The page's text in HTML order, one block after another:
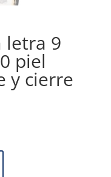
letra 9
piel
y cierre